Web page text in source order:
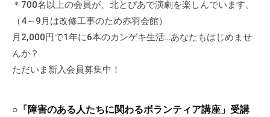
な
催
し
・
講
開
＊700名以上の会員が、北とぴあで演劇を楽しんでいます。
（4～9月は改修工事のため赤羽会館）
月2,000円で1年に6本のカンゲキ生活…あなたもはじめませ
んか？
ただいま新入会員募集中！
○「障害のある人たちに関わるボランティア講座」受講